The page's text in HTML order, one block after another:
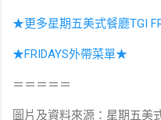
★更多星期五美式餐廳TGI
★FRIDAYS外帶菜單★
＝＝＝＝＝
圖片及資料來源：星期五美